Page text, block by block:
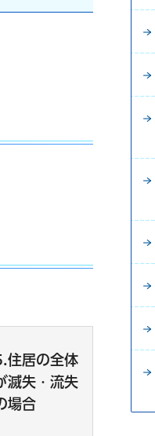
住居の全体
滅失・流失
場合